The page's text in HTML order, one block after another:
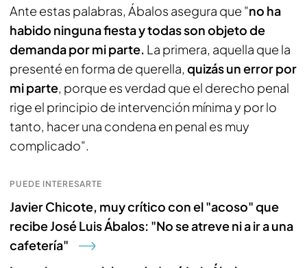
Ante estas palabras, Ábalos asegura que "no ha
habido ninguna fiesta y todas son objeto de
demanda por mi parte. La primera, aquella que la
presenté en forma de querella, quizás un error por
mi parte, porque es verdad que el derecho penal
rige el principio de intervención mínima y por lo
tanto, hacer una condena en penal es muy
complicado".
PUEDE INTERESARTE
Javier Chicote, muy crítico con el "acoso" que
recibe José Luis Ábalos: "No se atreve ni a ir a una
cafetería"